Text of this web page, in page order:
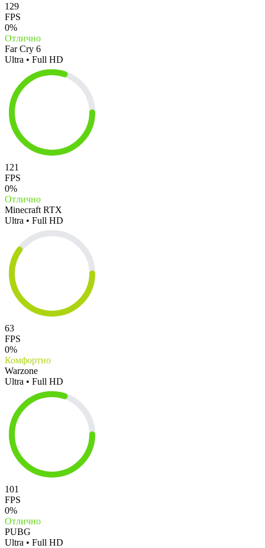
129
FPS
0%
Отлично
Far Cry 6
Ultra • Full HD
121
FPS
0%
Отлично
Minecraft RTX
Ultra • Full HD
63
FPS
0%
Комфортно
Warzone
Ultra • Full HD
101
FPS
0%
Отлично
PUBG
Ultra • Full HD